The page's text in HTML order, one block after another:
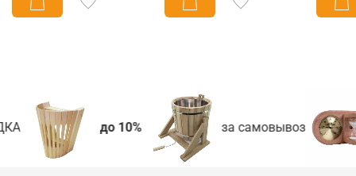
до 10% за самовывоз